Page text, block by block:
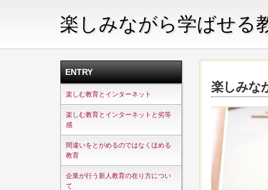
楽しみながら学ばせる
ENTRY
楽しむ教育とインターネット
楽しむ教育とインターネットと劣等
感
間違いをとがめるのではなくほめる
教育
企業が行う新人教育の在り方につい
て
楽しみな